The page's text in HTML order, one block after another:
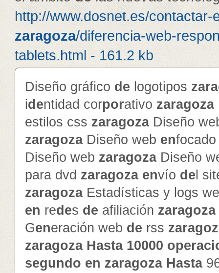
http://www.dosnet.es/contactar-
zaragoza/diferencia-web-
tablets.html - 161.2 kb
Diseño gráfico de logotipos
identidad corporativo zaragoza
estilos css zaragozaDiseño
zaragozaDiseño web en
Diseño web zaragozaDiseño
para dvd zaragoza envío de l
zaragozaEstadísticas y logs
en redes de afiliación zaragoza
Generación web de rss
zaragoza Hasta 10000
segundo en zaragoza Hasta